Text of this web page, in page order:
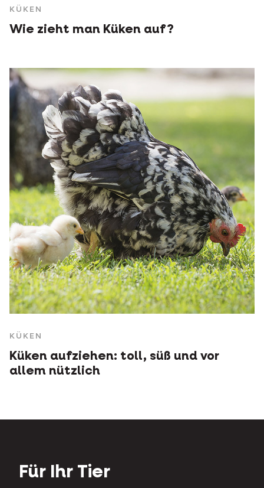
KÜKEN
Wie zieht man Küken auf?
KÜKEN
Küken aufziehen: toll, süß und vor
allem nützlich
Für Ihr Tier